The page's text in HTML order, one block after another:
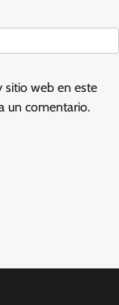
sitio web en este
un comentario.